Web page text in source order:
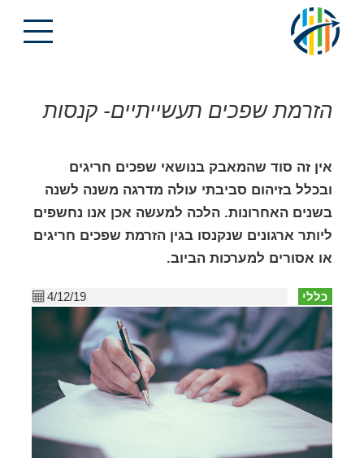
הזרמת שפכים תעשייתיים- קנסות
אין זה סוד שהמאבק בנושאי שפכים חריגים
ובכלל בזיהום סביבתי עולה מדרגה משנה לשנה
בשנים האחרונות. הלכה למעשה אכן אנו נחשפים
ליותר ארגונים שנקנסו בגין הזרמת שפכים חריגים
או אסורים למערכות הביוב.
כללי 4/12/19